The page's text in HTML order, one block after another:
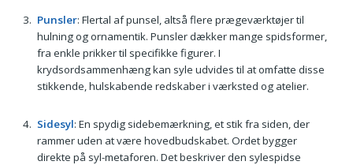
Punsler: Flertal af punsel, altså flere prægeværktøjer til
hulning og ornamentik. Punsler dækker mange spidsformer,
fra enkle prikker til specifikke figurer. I
krydsordsammenhæng kan syle udvides til at omfatte disse
stikkende, hulskabende redskaber i værksted og atelier.
Sidesyl: En spydig sidebemærkning, et stik fra siden, der
rammer uden at være hovedbudskabet. Ordet bygger
direkte på syl-metaforen. Det beskriver den sylespidse